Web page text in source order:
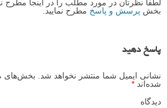
لطفا نظرتان در مورد مطلب را در اینجا مطرح
بخش پرسش و پاسخ مطرح نمایید.
پاسخ دهید
نشانی ایمیل شما منتشر نخواهد شد.
بخش‌های
شده‌اند *
دیدگاه